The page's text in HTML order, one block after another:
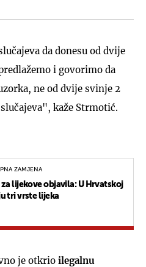
da donesu od dvije
i govorimo da
ne od dvije svinje 2
kaže Strmotić.
ZAMJENA
lijekove objavila: U Hrvatskoj
tri vrste lijeka
je otkrio ilegalnu